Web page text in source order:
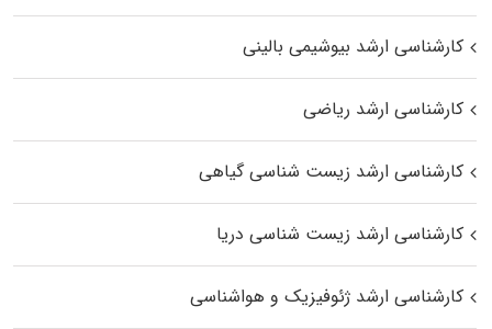
کارشناسی ارشد بیوشیمی بالینی
کارشناسی ارشد ریاضی
کارشناسی ارشد زیست‌ شناسی گیاهی
کارشناسی ارشد زیست‌ شناسی دریا
کارشناسی ارشد ژئوفیزیک و هواشناسی